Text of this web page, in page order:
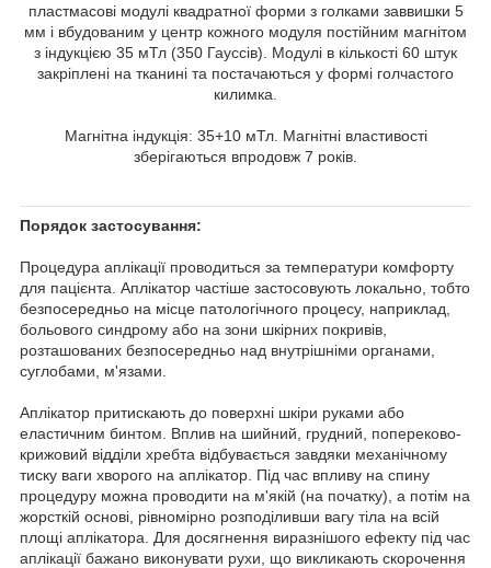
пластмасові модулі квадратної форми з голками заввишки 5
мм і вбудованим у центр кожного модуля постійним магнітом
з індукцією 35 мТл (350 Гауссів). Модулі в кількості 60 штук
закріплені на тканині та постачаються у формі голчастого
килимка.
Магнітна індукція: 35+10 мТл. Магнітні властивості
зберігаються впродовж 7 років.
Порядок застосування:
Процедура аплікації проводиться за температури комфорту
для пацієнта. Аплікатор частіше застосовують локально, тобто
безпосередньо на місце патологічного процесу, наприклад,
больового синдрому або на зони шкірних покривів,
розташованих безпосередньо над внутрішніми органами,
суглобами, м'язами.
Аплікатор притискають до поверхні шкіри руками або
еластичним бинтом. Вплив на шийний, грудний, попереково-
крижовий відділи хребта відбувається завдяки механічному
тиску ваги хворого на аплікатор. Під час впливу на спину
процедуру можна проводити на м'якій (на початку), а потім на
жорсткій основі, рівномірно розподіливши вагу тіла на всій
площі аплікатора. Для досягнення виразнішого ефекту під час
аплікації бажано виконувати рухи, що викликають скорочення